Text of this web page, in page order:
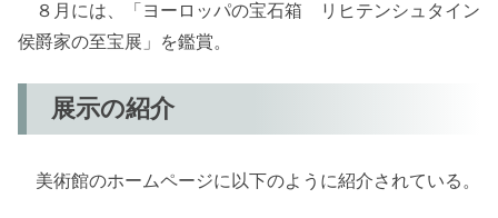
８月には、「ヨーロッパの宝石箱 リヒテンシュタイン
侯爵家の至宝展」を鑑賞。
展示の紹介
美術館のホームページに以下のように紹介されている。